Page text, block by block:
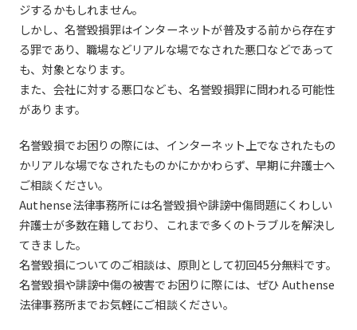
ジするかもしれません。
しかし、名誉毀損罪はインターネットが普及する前から存在す
る罪であり、職場などリアルな場でなされた悪口などであって
も、対象となります。
また、会社に対する悪口なども、名誉毀損罪に問われる可能性
があります。
名誉毀損でお困りの際には、インターネット上でなされたもの
かリアルな場でなされたものかにかかわらず、早期に弁護士へ
ご相談ください。
Authense法律事務所には名誉毀損や誹謗中傷問題にくわしい
弁護士が多数在籍しており、これまで多くのトラブルを解決し
てきました。
名誉毀損についてのご相談は、原則として初回45分無料です。
名誉毀損や誹謗中傷の被害でお困りに際には、ぜひ Authense
法律事務所までお気軽にご相談ください。